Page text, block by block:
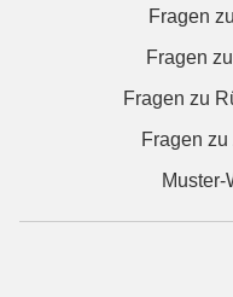
Fragen
Fragen
Fragen zu
Fragen
Muster-